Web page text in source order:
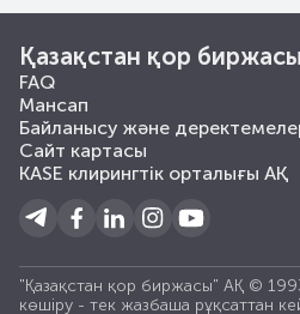
Қазақстан қор биржасы
FAQ
Мансап
Байланысу және
Сайт картасы
KASE клирингтік орталығы АҚ
"Қазақстан қор биржасы" АҚ ©
көшiру - тек жазбаша рұқсаттан